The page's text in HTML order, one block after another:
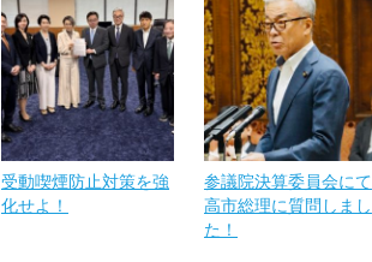
受動喫煙防止対策を強
化せよ！
参議院決算委員会にて
高市総理に質問しまし
た！